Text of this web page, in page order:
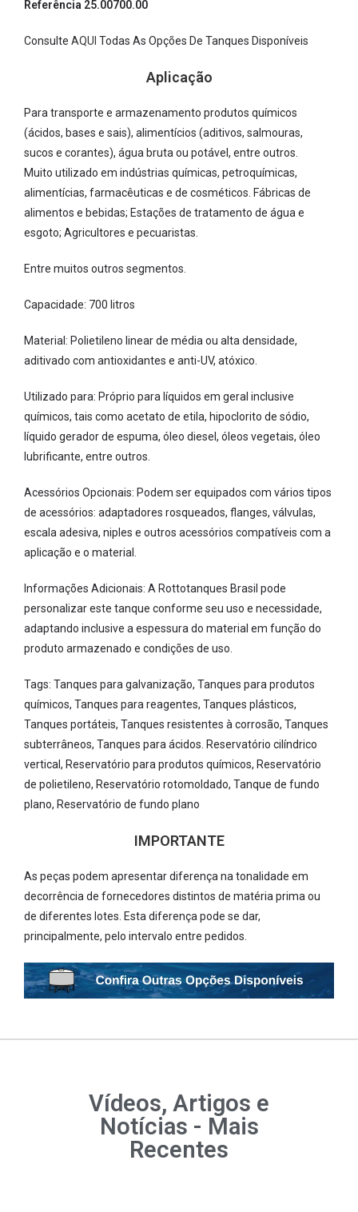
Referência 25.00700.00
Consulte AQUI Todas As Opções De Tanques Disponíveis
Aplicação
Para transporte e armazenamento produtos químicos
(ácidos, bases e sais), alimentícios (aditivos, salmouras,
sucos e corantes), água bruta ou potável, entre outros.
Muito utilizado em indústrias químicas, petroquímicas,
alimentícias, farmacêuticas e de cosméticos. Fábricas de
alimentos e bebidas; Estações de tratamento de água e
esgoto; Agricultores e pecuaristas.
Entre muitos outros segmentos.
Capacidade: 700 litros
Material: Polietileno linear de média ou alta densidade,
aditivado com antioxidantes e anti-UV, atóxico.
Utilizado para: Próprio para líquidos em geral inclusive
químicos, tais como acetato de etila, hipoclorito de sódio,
líquido gerador de espuma, óleo diesel, óleos vegetais, óleo
lubrificante, entre outros.
Acessórios Opcionais: Podem ser equipados com vários tipos
de acessórios: adaptadores rosqueados, flanges, válvulas,
escala adesiva, niples e outros acessórios compatíveis com a
aplicação e o material.
Informações Adicionais: A Rottotanques Brasil pode
personalizar este tanque conforme seu uso e necessidade,
adaptando inclusive a espessura do material em função do
produto armazenado e condições de uso.
Tags: Tanques para galvanização, Tanques para produtos
químicos, Tanques para reagentes, Tanques plásticos,
Tanques portáteis, Tanques resistentes à corrosão, Tanques
subterrâneos, Tanques para ácidos. Reservatório cilíndrico
vertical, Reservatório para produtos químicos, Reservatório
de polietileno, Reservatório rotomoldado, Tanque de fundo
plano, Reservatório de fundo plano
IMPORTANTE
As peças podem apresentar diferença na tonalidade em
decorrência de fornecedores distintos de matéria prima ou
de diferentes lotes. Esta diferença pode se dar,
principalmente, pelo intervalo entre pedidos.
Vídeos, Artigos e
Notícias - Mais
Recentes